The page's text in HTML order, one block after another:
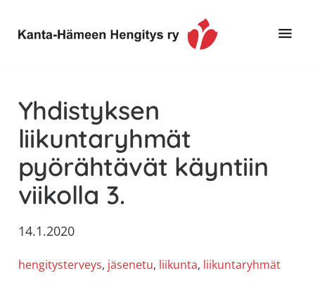
pääsisältöön
ensisijaiseen
alatunnisteeseen
Hämeen
Hengitys
ry
tietoa,
erityisesti
jos
sinua
koskettaa
astma,
muut
keuhkosairaudet,
huono
Yhdistyksen
liikuntaryhmät
pyörähtävät käyntiin
viikolla 3.
14.1.2020
hengitysterveys, jäsenetu, liikunta, liikuntaryhmät